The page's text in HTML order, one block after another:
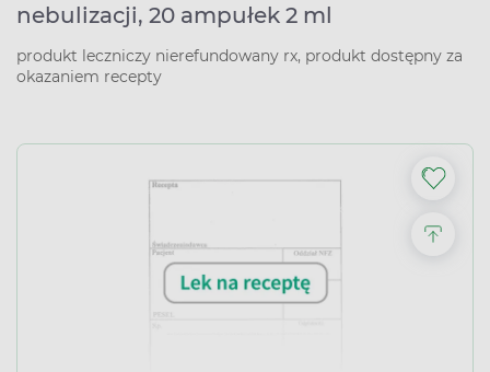
nebulizacji, 20 ampułek 2 ml
produkt leczniczy nierefundowany rx, produkt dostępny za
okazaniem recepty